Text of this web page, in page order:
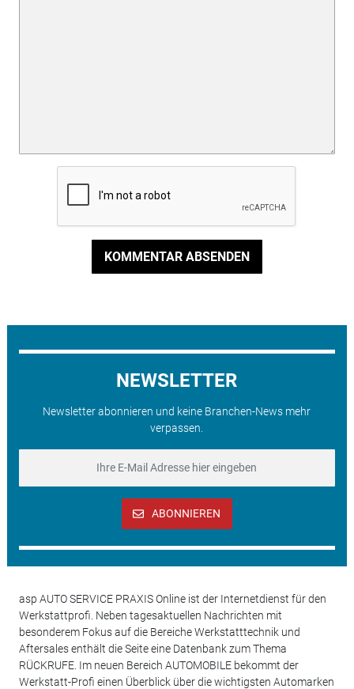
KOMMENTAR ABSENDEN
NEWSLETTER
Newsletter abonnieren und keine Branchen-News mehr
verpassen.
ABONNIEREN
asp AUTO SERVICE PRAXIS Online ist der Internetdienst für den
Werkstattprofi. Neben tagesaktuellen Nachrichten mit
besonderem Fokus auf die Bereiche Werkstatttechnik und
Aftersales enthält die Seite eine Datenbank zum Thema
RÜCKRUFE. Im neuen Bereich AUTOMOBILE bekommt der
Werkstatt-Profi einen Überblick über die wichtigsten Automarken